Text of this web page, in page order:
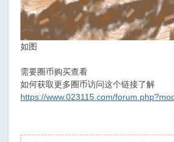
如图
需要圈币购买查看
如何获取更多圈币访问这个链接了解
https://www.023115.com/